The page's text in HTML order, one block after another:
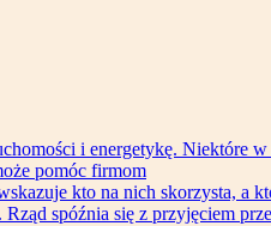
i energetykę. Niektóre w
pomóc firmom
kto na nich skorzysta, a
spóźnia się z przyjęciem